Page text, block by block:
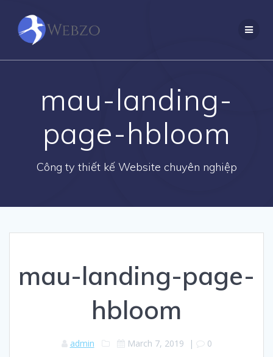
mau-landing-
page-hbloom
Công ty thiết kế Website chuyên nghiệp
mau-landing-page-
hbloom
admin March 7, 2019 | 0